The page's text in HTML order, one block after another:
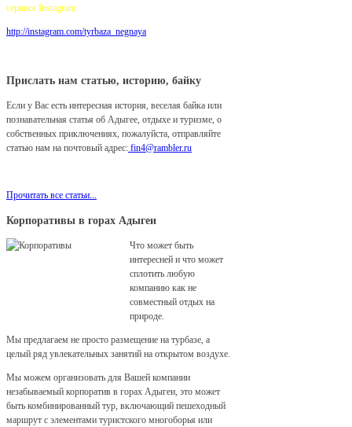
сервисе Instagram
http://instagram.com/tyrbaza_negnaya
Прислать нам статью, историю, байку
Если у Вас есть интересная история, веселая байка или
познавательная статья об Адыгее, отдыхе и туризме, о
собственных приключениях, пожалуйста, отправляйте
статью нам на почтовый адрес: fin4@rambler.ru
Прочитать все статьи...
Корпоративы в горах Адыгеи
Что может быть
интересней и что может
сплотить любую
компанию как не
совместный отдых на
природе.
Мы предлагаем не просто размещение на турбазе, а
целый ряд увлекательных занятий на открытом воздухе.
Мы можем организовать для Вашей компании
незабываемый корпоратив в горах Адыгеи, это может
быть комбинированный тур, включающий пешеходный
маршрут с элементами туристского многоборья или